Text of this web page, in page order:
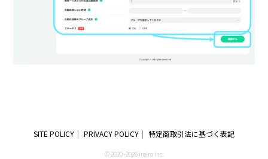
SITE POLICY PRIVACY POLICY 特定商取引法に基づく表記
© 2020 -2026 iroiro inc.